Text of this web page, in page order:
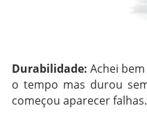
Durabilidade: Achei
o tempo mas durou
começou aparecer falhas.